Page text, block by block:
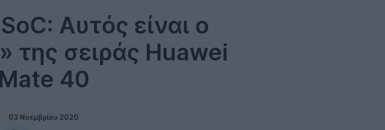
Αυτός είναι ο
της σειράς Huawei
Mate 40
03 Νοεμβρίου 2020